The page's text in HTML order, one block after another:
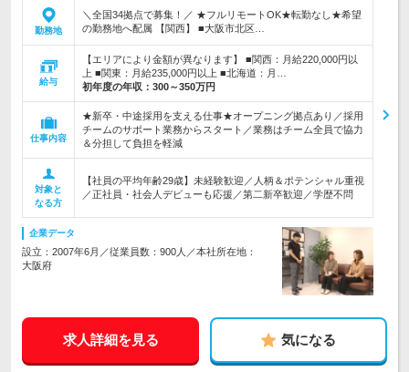
勤務地
＼全国34拠点で募集！／ ★フルリモートOK★転勤なし★希望
の勤務地へ配属 【関西】 ■大阪市北区…
給与
【エリアにより金額が異なります】 ■関西：月給220,000円以
上 ■関東：月給235,000円以上 ■北海道：月…
初年度の年収： 300～350万円
仕事内容
★新卒・中途採用を支える仕事★オープニング拠点あり／採用
チームのサポート業務からスタート／業務はチーム全員で協力
＆分担して負担を軽減
対象と
なる方
【社員の平均年齢29歳】未経験歓迎／人柄＆ポテンシャル重視
／正社員・社会人デビューも応援／第二新卒歓迎／学歴不問
企業データ
設立：2007年6月／従業員数：900人／本社所在地：
大阪府
求人詳細を見る 気になる